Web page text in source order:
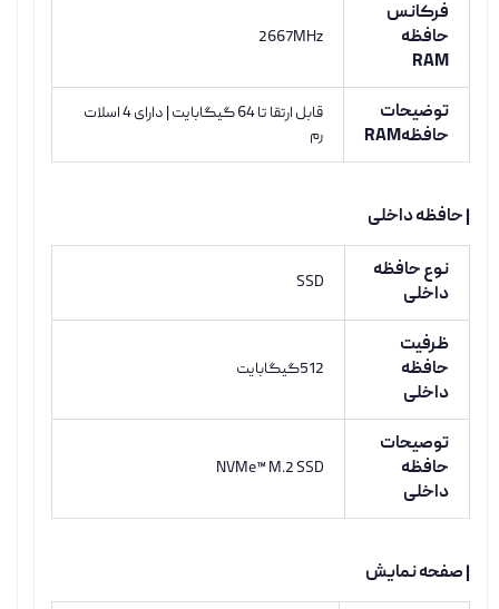
فرکانس
حافظه
RAM
2667MHz
توضیحات
حافظهRAM
قابل ارتقا تا 64 گیگابایت | دارای 4 اسلات
رم
| حافظه داخلی
نوع حافظه
داخلی
SSD
ظرفیت
حافظه
داخلی
512گیگابایت
توصیحات
حافظه
داخلی
NVMe™ M.2 SSD
| صفحه نمایش